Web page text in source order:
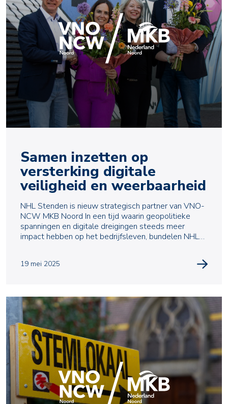
Samen inzetten op
versterking digitale
veiligheid en weerbaarheid
NHL Stenden is nieuw strategisch partner van VNO-
NCW MKB Noord In een tijd waarin geopolitieke
spanningen en digitale dreigingen steeds meer
impact hebben op het bedrijfsleven, bundelen NHL
19 mei 2025